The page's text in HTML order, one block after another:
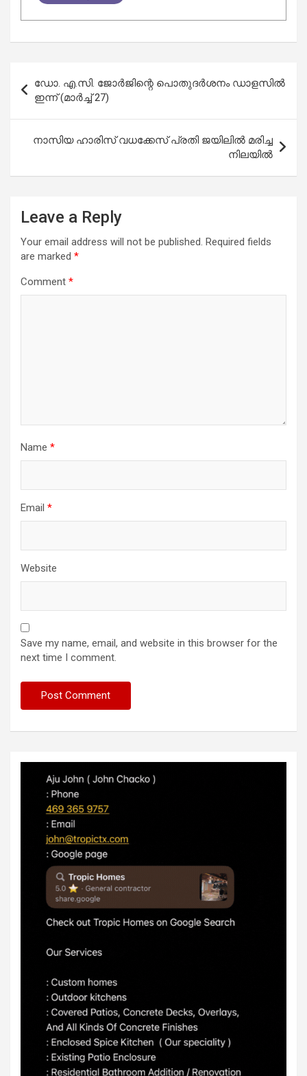
navigation
ഡോ. എ.സി. ജോർജിന്റെ പൊതുദർശനം ഡാളസിൽ
ഇന്ന് (മാർച്ച് 27)
നാസിയ ഹാരിസ് വധക്കേസ് പ്രതി ജയിലിൽ മരിച്ച
നിലയിൽ
Leave a Reply
Your email address will not be published. Required fields
are marked *
Comment *
Name *
Email *
Website
Save my name, email, and website in this browser for the
next time I comment.